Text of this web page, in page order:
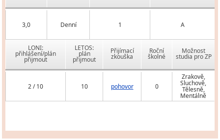
3,0 Denní 1 A
LONI:
přihlášení/plán
přijmout
LETOS:
plán
přijmout
Přijímací
zkouška
Roční
školné
Možnost
studia pro ZP
2 / 10 10 pohovor 0
Zrakově,
Sluchově,
Tělesně,
Mentálně